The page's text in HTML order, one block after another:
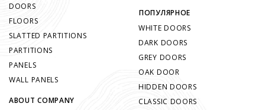
DOORS
FLOORS
SLATTED PARTITIONS
PARTITIONS
PANELS
WALL PANELS
ABOUT COMPANY
ПОПУЛЯРНОЕ
WHITE DOORS
DARK DOORS
GREY DOORS
OAK DOOR
HIDDEN DOORS
CLASSIC DOORS